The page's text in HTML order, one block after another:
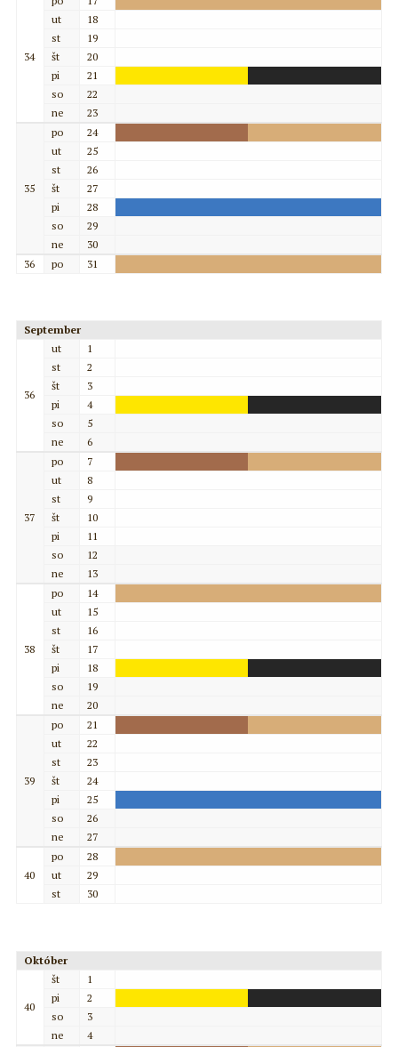
34
ut
18
st
19
št
20
pi
21
so
22
ne
23
35
po
24
ut
25
st
26
št
27
pi
28
so
29
ne
30
36
po 31
September
36
ut
1
st
2
št
3
pi
4
so
5
ne
6
37
po
7
ut
8
st
9
št
10
pi
11
so
12
ne
13
38
po
14
ut
15
st
16
št
17
pi
18
so
19
ne
20
39
po
21
ut
22
st
23
št
24
pi
25
so
26
ne
27
40
po
28
ut
29
st
30
Október
40
št
1
pi
2
so
3
ne
4